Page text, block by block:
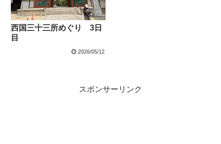
西国三十三所めぐり 3日
目
2026/05/12
スポンサーリンク